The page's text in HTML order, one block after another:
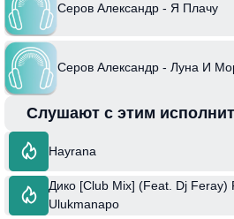
Серов Александр - Я Плачу
Серов Александр - Луна И
Слушают с этим
Hayrana
Дико [Club Mix] (Feat. Dj
Ulukmanapo